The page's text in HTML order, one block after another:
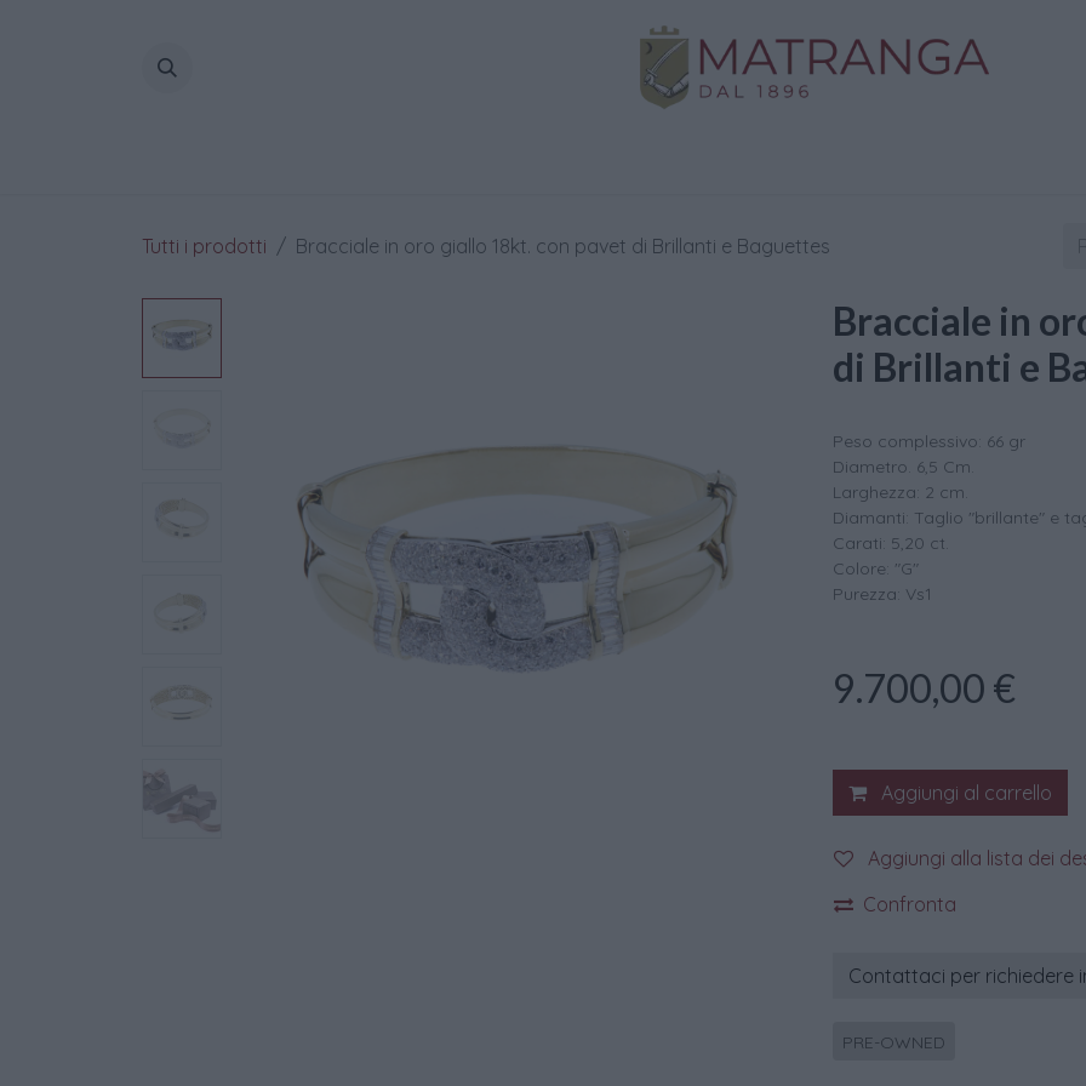
Tutti i prodotti Bracciale in oro giallo 18kt. con pavet di Brillanti e Baguettes
Bracciale in
di Brillanti e
Peso complessivo: 66 gr
Diametro. 6,5 Cm.
Larghezza: 2 cm.
Diamanti: Taglio "brillante" e
Carati: 5,20 ct.
Colore: "G"
Purezza: Vs1
9.700,00 €
Aggiungi al carrello
Aggiungi alla lista dei
Confronta
Contattaci per richiedere
PRE-OWNED